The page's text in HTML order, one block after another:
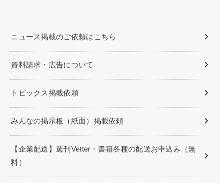
ニュース掲載のご依頼はこちら
資料請求・広告について
トピックス掲載依頼
みんなの掲示板（紙面）掲載依頼
【企業配送】週刊Vetter・書籍各種の配送お申込み（無
料）